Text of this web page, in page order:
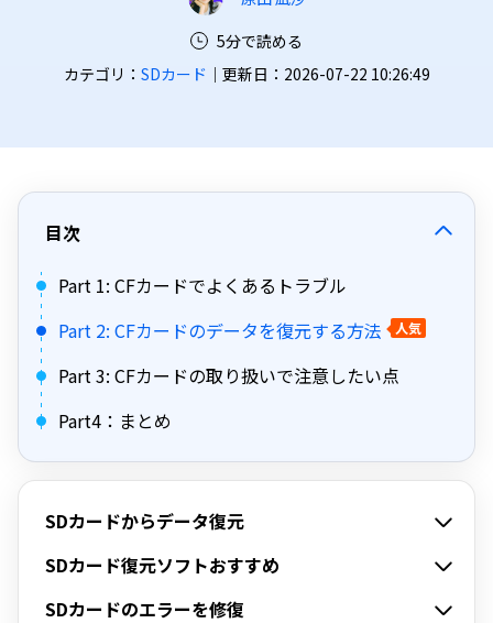
5分で読める
カテゴリ： SDカード ｜更新日：2026-07-22 10:26:49
目次
Part 1: CFカードでよくあるトラブル
Part 2: CFカードのデータを復元する方法
人気
Part 3: CFカードの取り扱いで注意したい点
Part4：まとめ
SDカードからデータ復元
SDカード復元ソフトおすすめ
SDカードのエラーを修復